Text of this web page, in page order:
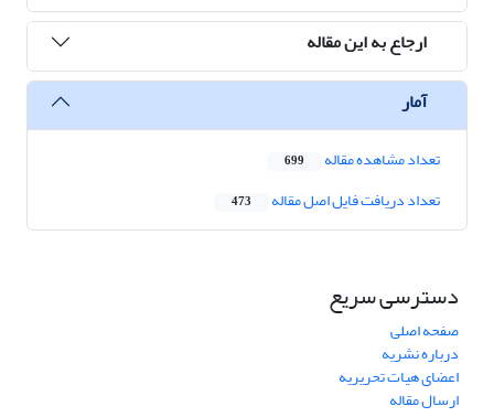
ارجاع به این مقاله
آمار
تعداد مشاهده مقاله 699
تعداد دریافت فایل اصل مقاله 473
دسترسی سریع
صفحه اصلی
درباره نشریه
اعضای هیات تحریریه
ارسال مقاله